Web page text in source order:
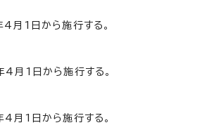
月1日から施行する。
月1日から施行する。
月1日から施行する。